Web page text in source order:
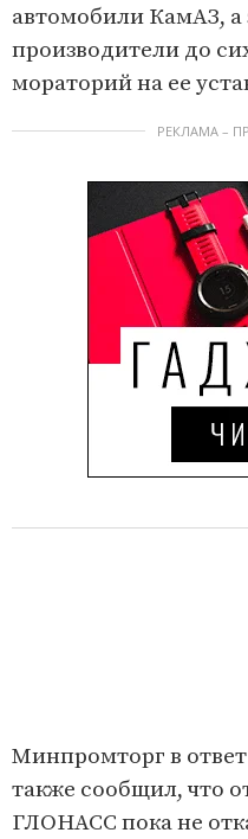
автомобили КамАЗ, а
производители до
мораторий на ее
РЕКЛАМА –
Минпромторг в
также сообщил, что
ГЛОНАСС пока не